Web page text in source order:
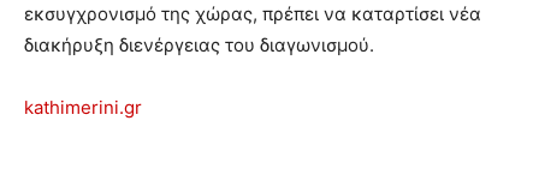
εκσυγχρονισμό της χώρας, πρέπει να καταρτίσει νέα
διακήρυξη διενέργειας του διαγωνισμού.
kathimerini.gr